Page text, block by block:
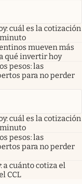
cuál es la cotización
mueven más
qué invertir hoy
pesos: las
para no perder
cuál es la cotización
pesos: las
para no perder
a cuánto cotiza el
CCL